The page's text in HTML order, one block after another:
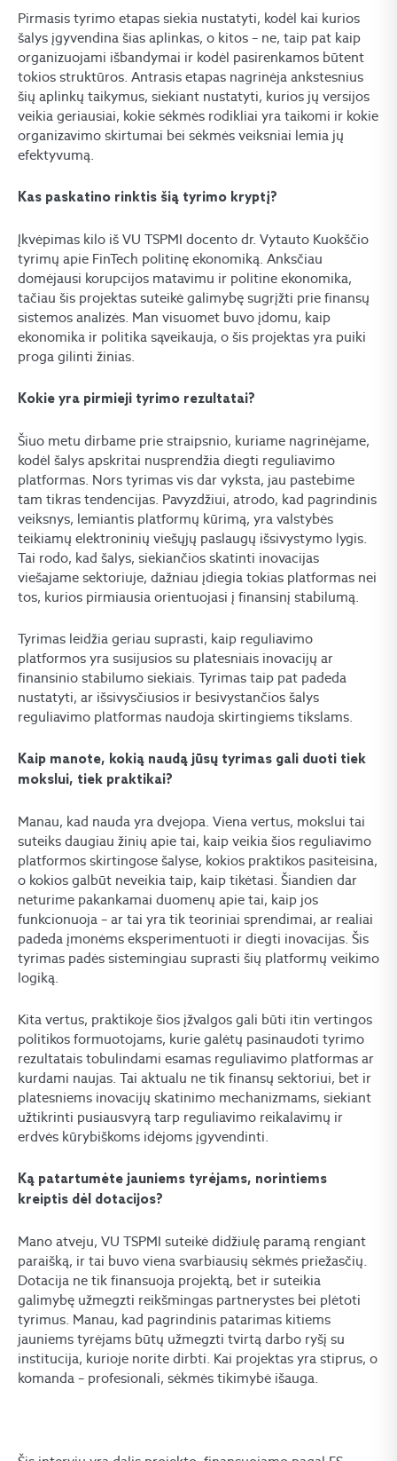
Pirmasis tyrimo etapas siekia nustatyti, kodėl kai kurios
šalys įgyvendina šias aplinkas, o kitos – ne, taip pat kaip
organizuojami išbandymai ir kodėl pasirenkamos būtent
tokios struktūros. Antrasis etapas nagrinėja ankstesnius
šių aplinkų taikymus, siekiant nustatyti, kurios jų versijos
veikia geriausiai, kokie sėkmės rodikliai yra taikomi ir kokie
organizavimo skirtumai bei sėkmės veiksniai lemia jų
efektyvumą.
Kas paskatino rinktis šią tyrimo kryptį?
Įkvėpimas kilo iš VU TSPMI docento dr. Vytauto Kuokščio
tyrimų apie FinTech politinę ekonomiką. Anksčiau
domėjausi korupcijos matavimu ir politine ekonomika,
tačiau šis projektas suteikė galimybę sugrįžti prie finansų
sistemos analizės. Man visuomet buvo įdomu, kaip
ekonomika ir politika sąveikauja, o šis projektas yra puiki
proga gilinti žinias.
Kokie yra pirmieji tyrimo rezultatai?
Šiuo metu dirbame prie straipsnio, kuriame nagrinėjame,
kodėl šalys apskritai nusprendžia diegti reguliavimo
platformas. Nors tyrimas vis dar vyksta, jau pastebime
tam tikras tendencijas. Pavyzdžiui, atrodo, kad pagrindinis
veiksnys, lemiantis platformų kūrimą, yra valstybės
teikiamų elektroninių viešųjų paslaugų išsivystymo lygis.
Tai rodo, kad šalys, siekiančios skatinti inovacijas
viešajame sektoriuje, dažniau įdiegia tokias platformas nei
tos, kurios pirmiausia orientuojasi į finansinį stabilumą.
Tyrimas leidžia geriau suprasti, kaip reguliavimo
platformos yra susijusios su platesniais inovacijų ar
finansinio stabilumo siekiais. Tyrimas taip pat padeda
nustatyti, ar išsivysčiusios ir besivystančios šalys
reguliavimo platformas naudoja skirtingiems tikslams.
Kaip manote, kokią naudą jūsų tyrimas gali duoti tiek
mokslui, tiek praktikai?
Manau, kad nauda yra dvejopa. Viena vertus, mokslui tai
suteiks daugiau žinių apie tai, kaip veikia šios reguliavimo
platformos skirtingose šalyse, kokios praktikos pasiteisina,
o kokios galbūt neveikia taip, kaip tikėtasi. Šiandien dar
neturime pakankamai duomenų apie tai, kaip jos
funkcionuoja – ar tai yra tik teoriniai sprendimai, ar realiai
padeda įmonėms eksperimentuoti ir diegti inovacijas. Šis
tyrimas padės sistemingiau suprasti šių platformų veikimo
logiką.
Kita vertus, praktikoje šios įžvalgos gali būti itin vertingos
politikos formuotojams, kurie galėtų pasinaudoti tyrimo
rezultatais tobulindami esamas reguliavimo platformas ar
kurdami naujas. Tai aktualu ne tik finansų sektoriui, bet ir
platesniems inovacijų skatinimo mechanizmams, siekiant
užtikrinti pusiausvyrą tarp reguliavimo reikalavimų ir
erdvės kūrybiškoms idėjoms įgyvendinti.
Ką patartumėte jauniems tyrėjams, norintiems
kreiptis dėl dotacijos?
Mano atveju, VU TSPMI suteikė didžiulę paramą rengiant
paraišką, ir tai buvo viena svarbiausių sėkmės priežasčių.
Dotacija ne tik finansuoja projektą, bet ir suteikia
galimybę užmegzti reikšmingas partnerystes bei plėtoti
tyrimus. Manau, kad pagrindinis patarimas kitiems
jauniems tyrėjams būtų užmegzti tvirtą darbo ryšį su
institucija, kurioje norite dirbti. Kai projektas yra stiprus, o
komanda – profesionali, sėkmės tikimybė išauga.